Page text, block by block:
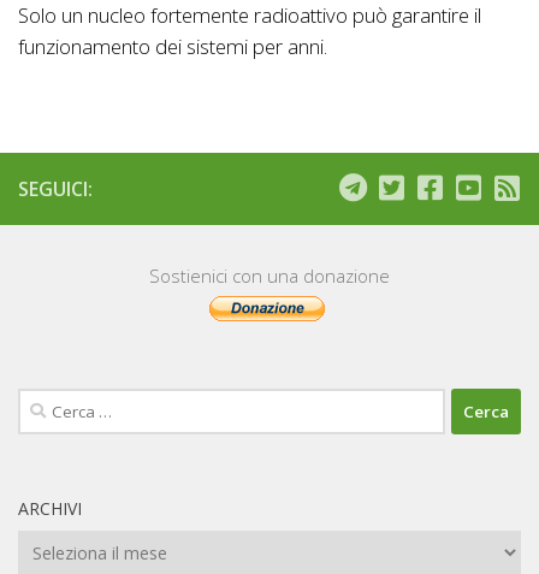
Solo un nucleo fortemente radioattivo può garantire il
funzionamento dei sistemi per anni.
SEGUICI:
Sostienici con una donazione
Ricerca
per:
ARCHIVI
Archivi